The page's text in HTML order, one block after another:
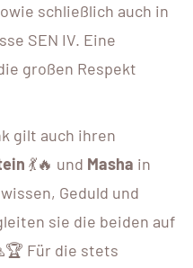
schließlich auch in
SEN IV. Eine
großen Respekt
gilt auch ihren
💃🔥 und Masha in
Geduld und
sie die beiden auf
Für die stets